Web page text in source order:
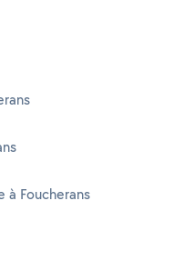
à Foucherans